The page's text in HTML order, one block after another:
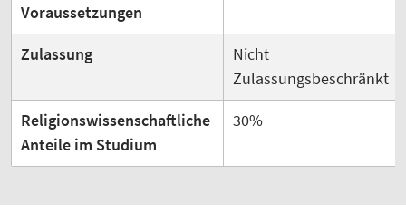
Voraussetzungen
Zulassung
Nicht
Zulassungsbeschränkt
Religionswissenschaftliche
Anteile im Studium
30%